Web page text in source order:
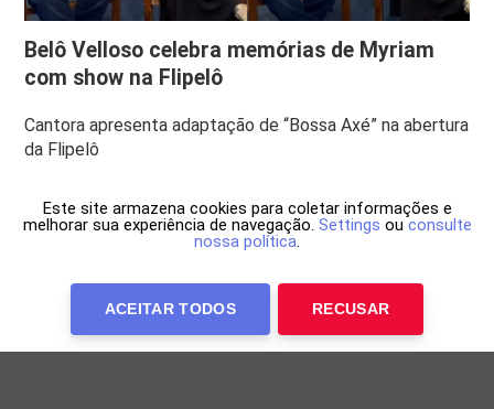
Belô Velloso celebra memórias de Myriam
com show na Flipelô
Cantora apresenta adaptação de “Bossa Axé” na abertura
da Flipelô
Este site armazena cookies para coletar informações e
melhorar sua experiência de navegação. Settings ou consulte
nossa política.
ACEITAR TODOS RECUSAR